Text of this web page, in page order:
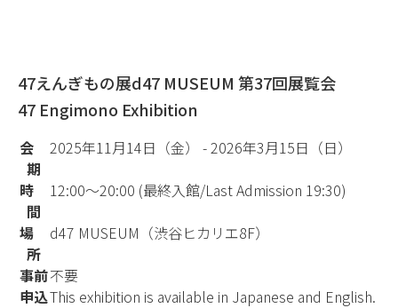
47えんぎもの展d47 MUSEUM 第37回展覧会
47 Engimono Exhibition
会
期
2025年11月14日（金） - 2026年3月15日（日）
時
間
12:00～20:00 (最終入館/Last Admission 19:30)
場
所
d47 MUSEUM（渋谷ヒカリエ8F）
事前
申込
不要
This exhibition is available in Japanese and English.